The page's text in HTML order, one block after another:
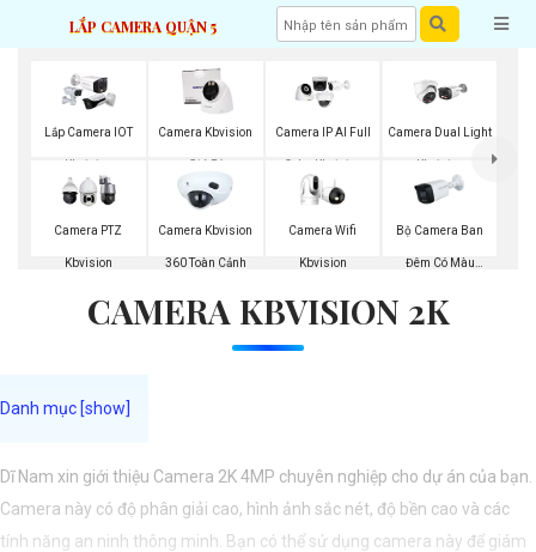
LẮP CAMERA QUẬN 5
Lắp Camera IOT
Kbvision
Camera Kbvision
Giá Rẻ
Camera IP AI Full
Color Kbvision
Camera Dual Light
Kbvision
Camera PTZ
Kbvision
Camera Kbvision
360 Toàn Cảnh
Camera Wifi
Kbvision
Bộ Camera Ban
Đêm Có Màu
CAMERA KBVISION 2K
Dĩ Nam xin giới thiệu Camera 2K 4MP chuyên nghiệp cho dự án của bạn.
Camera này có độ phân giải cao, hình ảnh sắc nét, độ bền cao và các
tính năng an ninh thông minh. Bạn có thể sử dụng camera này để giám